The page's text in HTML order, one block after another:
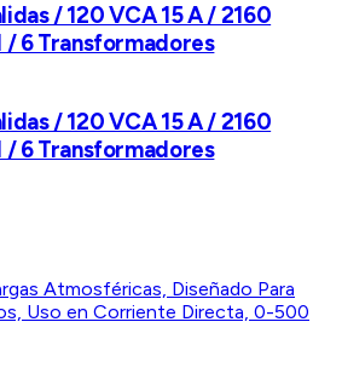
/ 120 VCA 15 A / 2160
/ 6 Transformadores
/ 120 VCA 15 A / 2160
/ 6 Transformadores